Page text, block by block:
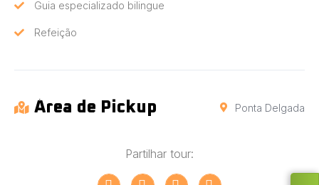
Guia especializado bilingue
Refeição
Área de Pickup Ponta Delgada
Partilhar tour: